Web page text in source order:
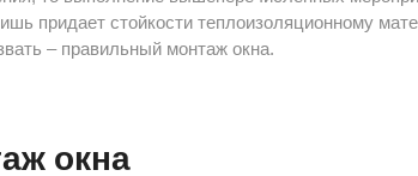
придает стойкости теплоизоляционному
– правильный монтаж окна.
окна